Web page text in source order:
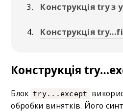
Конструкція try з
Конструкція
Конструкція
Блок try...except
обробки винятків. Його